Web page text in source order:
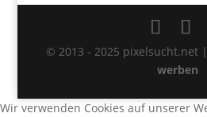
© 2013 - 2025 pixelsucht.net |
werben
Wir verwenden Cookies auf unserer